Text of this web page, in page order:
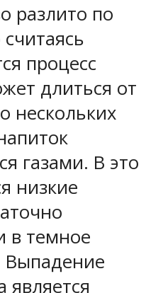
разлито по
процесс
длиться от
нескольких
газами. В это
низкие
в темное
Выпадение
является